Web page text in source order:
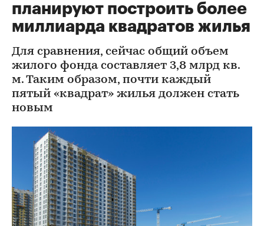
планируют построить более
миллиарда квадратов жилья
Для сравнения, сейчас общий объем
жилого фонда составляет 3,8 млрд кв.
м. Таким образом, почти каждый
пятый «квадрат» жилья должен стать
новым